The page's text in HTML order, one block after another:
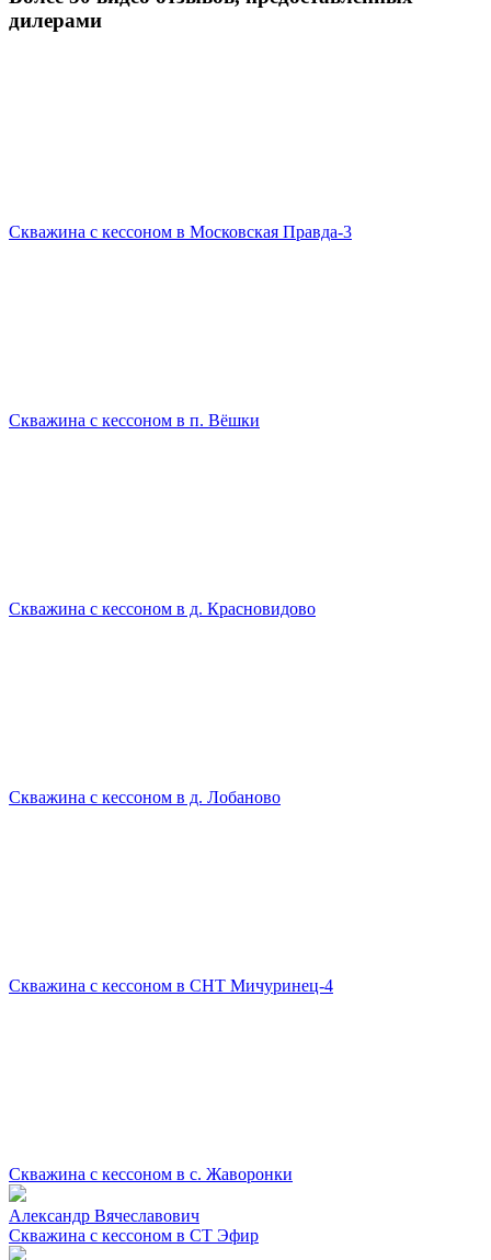
дилерами
Скважина с кессоном в Московская Правда-3
Скважина с кессоном в п. Вёшки
Скважина с кессоном в д. Красновидово
Скважина с кессоном в д. Лобаново
Скважина с кессоном в СНТ Мичуринец-4
Скважина с кессоном в с. Жаворонки
Александр Вячеславович
Скважина с кессоном в СТ Эфир